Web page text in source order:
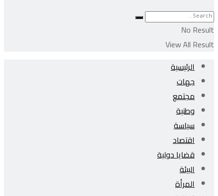
No Result
View All Result
الرئيسية
جهات
مجتمع
وطنية
سياسة
اقتصاد
قضايا دولية
البيئة
المرأة